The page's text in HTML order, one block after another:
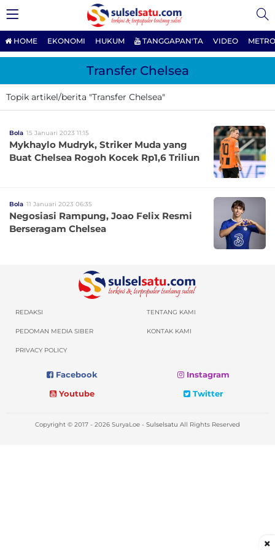
HOME EKONOMI HUKUM TANGGAPAN'TA VIDEO
Transfer Chelsea
Topik artikel/berita "Transfer Chelsea"
Bola 15 Januari 2023 11:15
Mykhaylo Mudryk, Striker Muda yang
Buat Chelsea Rogoh Kocek Rp1,6 Triliun
Bola 11 Januari 2023 06:35
Negosiasi Rampung, Joao Felix Resmi
Berseragam Chelsea
REDAKSI TENTANG KAMI
PEDOMAN MEDIA SIBER KONTAK KAMI
PRIVACY POLICY
Facebook
Instagram
Youtube
Twitter
Copyright © 2017 - 2026 SuryaLoe - Sulselsatu All Rights Reserved
×